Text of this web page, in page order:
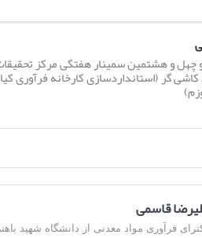
و هشتمین سمینار هفتگی مرکز
گر (استانداردسازی کارخانه فرآوری
قاسمی
فرآوری مواد معدنی از دانشگاه شهید باهنر